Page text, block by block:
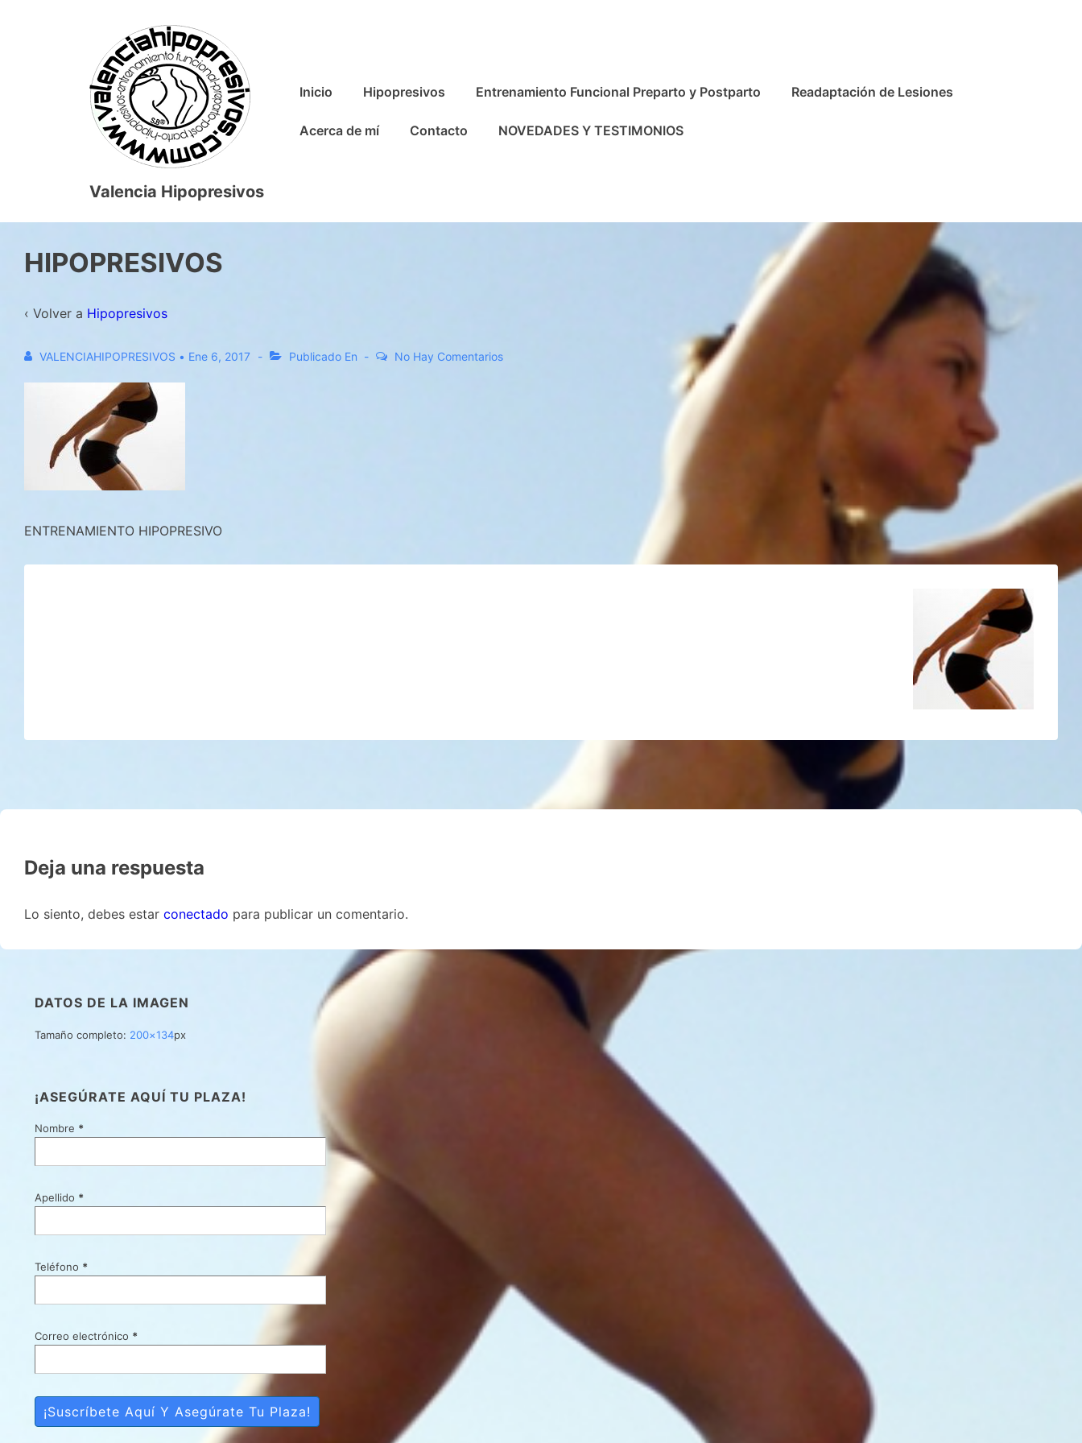
Valencia Hipopresivos
Navegación
Inicio Hipopresivos Entrenamiento Funcional Preparto y Postparto Readaptación de Lesiones
Acerca de mí Contacto NOVEDADES Y TESTIMONIOS
HIPOPRESIVOS
‹ Volver a Hipopresivos
VALENCIAHIPOPRESIVOS • Ene 6, 2017 Publicado En No Hay Comentarios
ENTRENAMIENTO HIPOPRESIVO
Deja una respuesta
Lo siento, debes estar conectado para publicar un comentario.
DATOS DE LA IMAGEN
Tamaño completo: 200×134px
¡ASEGÚRATE AQUÍ TU PLAZA!
Nombre *
Apellido *
Teléfono *
Correo electrónico *